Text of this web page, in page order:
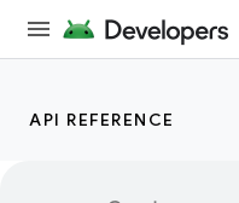
API REFERENCE